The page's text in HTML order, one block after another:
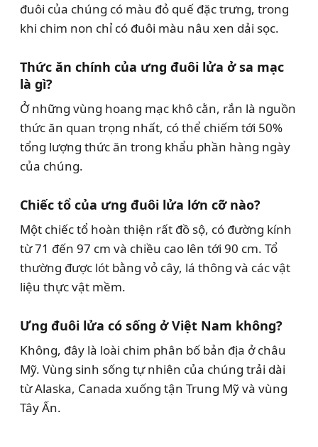
đuôi của chúng có màu đỏ quế đặc trưng, trong
khi chim non chỉ có đuôi màu nâu xen dải sọc.
Thức ăn chính của ưng đuôi lửa ở sa mạc
là gì?
Ở những vùng hoang mạc khô cằn, rắn là nguồn
thức ăn quan trọng nhất, có thể chiếm tới 50%
tổng lượng thức ăn trong khẩu phần hàng ngày
của chúng.
Chiếc tổ của ưng đuôi lửa lớn cỡ nào?
Một chiếc tổ hoàn thiện rất đồ sộ, có đường kính
từ 71 đến 97 cm và chiều cao lên tới 90 cm. Tổ
thường được lót bằng vỏ cây, lá thông và các vật
liệu thực vật mềm.
Ưng đuôi lửa có sống ở Việt Nam không?
Không, đây là loài chim phân bố bản địa ở châu
Mỹ. Vùng sinh sống tự nhiên của chúng trải dài
từ Alaska, Canada xuống tận Trung Mỹ và vùng
Tây Ấn.